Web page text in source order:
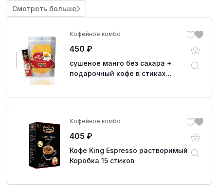
Смотреть больше
Кофейное комбо
450 ₽
сушеное манго без сахара +
подарочный кофе в стиках
Кофейное комбо
405 ₽
Кофе King Espresso растворимый -
Коробка 15 стиков